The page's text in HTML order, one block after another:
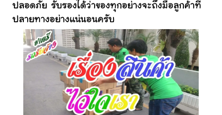
ปลอดภัย รับรองได้ว่าของทุกอย่างจะถึงมือลูกค้าที่
ปลายทางอย่างแน่นอนครับ